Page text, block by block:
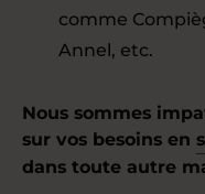
comme
Annel, etc.
Nous sommes
sur vos besoins en
dans toute autre